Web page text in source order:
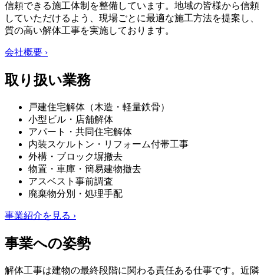
信頼できる施工体制を整備しています。地域の皆様から信頼
していただけるよう、現場ごとに最適な施工方法を提案し、
質の高い解体工事を実施しております。
会社概要 ›
取り扱い業務
戸建住宅解体（木造・軽量鉄骨）
小型ビル・店舗解体
アパート・共同住宅解体
内装スケルトン・リフォーム付帯工事
外構・ブロック塀撤去
物置・車庫・簡易建物撤去
アスベスト事前調査
廃棄物分別・処理手配
事業紹介を見る ›
事業への姿勢
解体工事は建物の最終段階に関わる責任ある仕事です。近隣